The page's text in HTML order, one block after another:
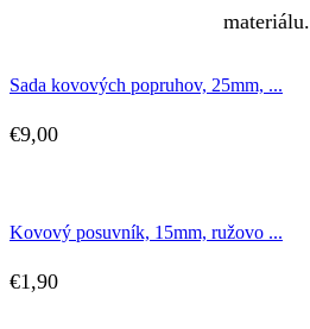
materiálu.
Sada kovových popruhov, 25mm, ...
€9,00
Kovový posuvník, 15mm, ružovo ...
€1,90